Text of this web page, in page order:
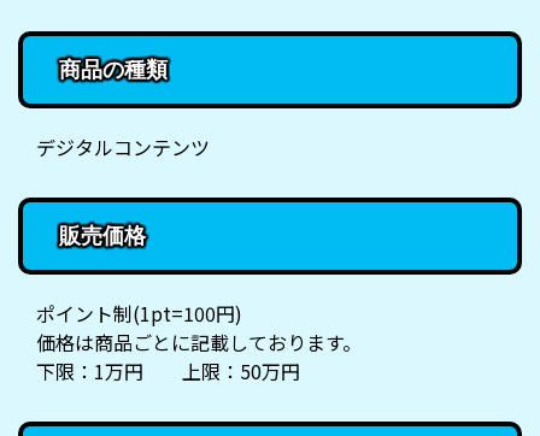
商品の種類
デジタルコンテンツ
販売価格
ポイント制(1pt=100円)
価格は商品ごとに記載しております。
下限：1万円 上限：50万円